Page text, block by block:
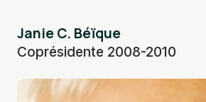
Janie C. Béïque
Coprésidente 2008-2010